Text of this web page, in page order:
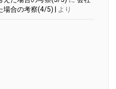
合の考察(4/5) |
より